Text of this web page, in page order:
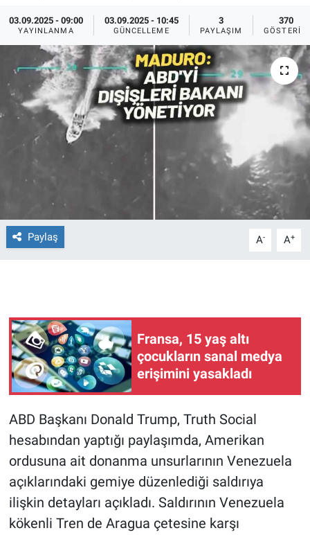
03.09.2025 - 09:00
YAYINLANMA
03.09.2025 - 10:45
GÜNCELLEME
3
PAYLAŞIM
370
GÖSTERIM
Paylaş A- A+
Fransa, 15 yaş altı
çocukların sanal medya
erişimini yasakladı
ABD Başkanı Donald Trump, Truth Social
hesabından yaptığı paylaşımda, Amerikan
ordusuna ait donanma unsurlarının Venezuela
açıklarındaki gemiye düzenlediği saldırıya
ilişkin detayları açıkladı. Saldırının Venezuela
kökenli Tren de Aragua çetesine karşı
Ege'den Esintiler
Eğitim
Eğlence
Ekonomi
Forum
Gün Başlıyor
Gündem Özel
Günün görüntüsü
İlan
Kimdir
Koronavirüs
İletişim